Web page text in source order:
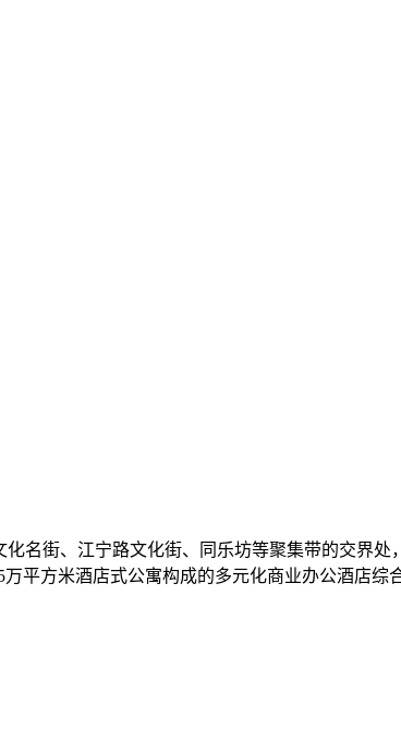
名街、江宁路文化街、同乐坊等聚集带的交界处
平方米酒店式公寓构成的多元化商业办公酒店综